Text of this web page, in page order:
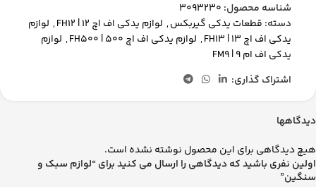
شناسه محصول: 3093230
دسته: قطعات یدکی گیربکس, لوازم یدکی اف اچ 12 | FH12 , لوازم
یدکی اف اچ 13 | FH13
, لوازم یدکی اف اچ 500 | FH500 , لوازم
یدکی اف ام 9 | FM9
اشتراک گذاری:
دیدگاهها
هیچ دیدگاهی برای این محصول نوشته نشده است.
اولین نفری باشید که دیدگاهی را ارسال می کنید برای “لوازم سبک و
سنگین”